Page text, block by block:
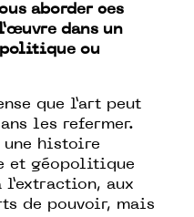
aborder ces
dans un
ou
que l’art peut
les refermer.
une histoire
et géopolitique
aux
de pouvoir, mais